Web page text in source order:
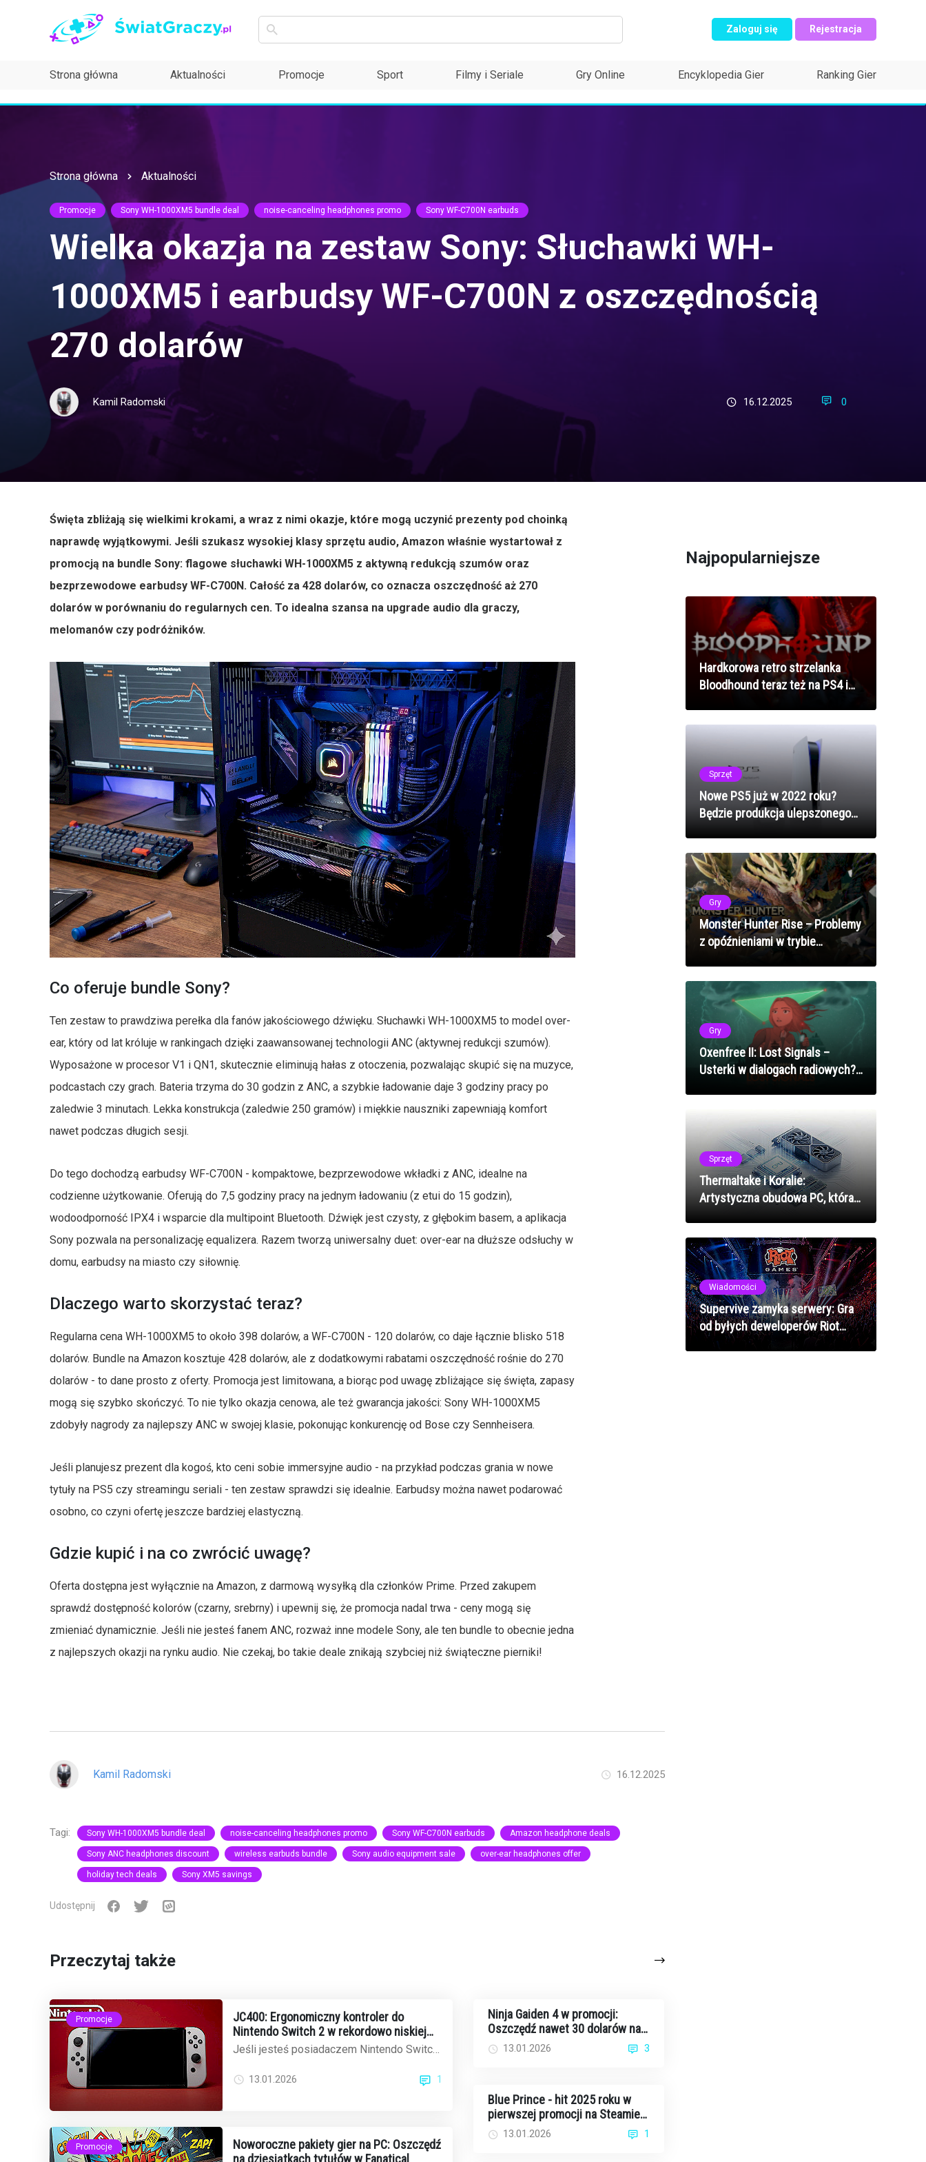
Zaloguj się Rejestracja
Strona główna Aktualności Promocje Sport Filmy i Seriale Gry Online Encyklopedia Gier Ranking Gier
Strona główna Aktualności
Promocje Sony WH-1000XM5 bundle deal noise-canceling headphones promo Sony WF-C700N earbuds
Wielka okazja na zestaw Sony: Słuchawki WH-
1000XM5 i earbudsy WF-C700N z oszczędnością
270 dolarów
Kamil Radomski 16.12.2025 0
Święta zbliżają się wielkimi krokami, a wraz z nimi okazje, które mogą uczynić prezenty pod choinką
naprawdę wyjątkowymi. Jeśli szukasz wysokiej klasy sprzętu audio, Amazon właśnie wystartował z
promocją na bundle Sony: flagowe słuchawki WH-1000XM5 z aktywną redukcją szumów oraz
bezprzewodowe earbudsy WF-C700N. Całość za 428 dolarów, co oznacza oszczędność aż 270
dolarów w porównaniu do regularnych cen. To idealna szansa na upgrade audio dla graczy,
melomanów czy podróżników.
Co oferuje bundle Sony?
Ten zestaw to prawdziwa perełka dla fanów jakościowego dźwięku. Słuchawki WH-1000XM5 to model over-
ear, który od lat króluje w rankingach dzięki zaawansowanej technologii ANC (aktywnej redukcji szumów).
Wyposażone w procesor V1 i QN1, skutecznie eliminują hałas z otoczenia, pozwalając skupić się na muzyce,
podcastach czy grach. Bateria trzyma do 30 godzin z ANC, a szybkie ładowanie daje 3 godziny pracy po
zaledwie 3 minutach. Lekka konstrukcja (zaledwie 250 gramów) i miękkie nauszniki zapewniają komfort
nawet podczas długich sesji.
Do tego dochodzą earbudsy WF-C700N - kompaktowe, bezprzewodowe wkładki z ANC, idealne na
codzienne użytkowanie. Oferują do 7,5 godziny pracy na jednym ładowaniu (z etui do 15 godzin),
wodoodporność IPX4 i wsparcie dla multipoint Bluetooth. Dźwięk jest czysty, z głębokim basem, a aplikacja
Sony pozwala na personalizację equalizera. Razem tworzą uniwersalny duet: over-ear na dłuższe odsłuchy w
domu, earbudsy na miasto czy siłownię.
Dlaczego warto skorzystać teraz?
Regularna cena WH-1000XM5 to około 398 dolarów, a WF-C700N - 120 dolarów, co daje łącznie blisko 518
dolarów. Bundle na Amazon kosztuje 428 dolarów, ale z dodatkowymi rabatami oszczędność rośnie do 270
dolarów - to dane prosto z oferty. Promocja jest limitowana, a biorąc pod uwagę zbliżające się święta, zapasy
mogą się szybko skończyć. To nie tylko okazja cenowa, ale też gwarancja jakości: Sony WH-1000XM5
zdobyły nagrody za najlepszy ANC w swojej klasie, pokonując konkurencję od Bose czy Sennheisera.
Jeśli planujesz prezent dla kogoś, kto ceni sobie immersyjne audio - na przykład podczas grania w nowe
tytuły na PS5 czy streamingu seriali - ten zestaw sprawdzi się idealnie. Earbudsy można nawet podarować
osobno, co czyni ofertę jeszcze bardziej elastyczną.
Gdzie kupić i na co zwrócić uwagę?
Oferta dostępna jest wyłącznie na Amazon, z darmową wysyłką dla członków Prime. Przed zakupem
sprawdź dostępność kolorów (czarny, srebrny) i upewnij się, że promocja nadal trwa - ceny mogą się
zmieniać dynamicznie. Jeśli nie jesteś fanem ANC, rozważ inne modele Sony, ale ten bundle to obecnie jedna
z najlepszych okazji na rynku audio. Nie czekaj, bo takie deale znikają szybciej niż świąteczne pierniki!
Kamil Radomski 16.12.2025
Tagi: Sony WH-1000XM5 bundle deal noise-canceling headphones promo Sony WF-C700N earbuds Amazon headphone deals
Sony ANC headphones discount wireless earbuds bundle Sony audio equipment sale over-ear headphones offer
holiday tech deals Sony XM5 savings
Udostępnij
Przeczytaj także
Promocje
JC400: Ergonomiczny kontroler do
Nintendo Switch 2 w rekordowo niskiej
cenie na Amazon
Jeśli jesteś posiadaczem Nintendo Switch
mamy dobrą wiadom...
13.01.2026 1
Promocje
Noworoczne pakiety gier na PC: Oszczędź
Ninja Gaiden 4 w promocji:
Oszczędź nawet 30 dolarów na
fizycznych edycjach
13.01.2026 3
Blue Prince - hit 2025 roku w
pierwszej promocji na Steamie
poniżej 20 dolarów
13.01.2026 1
Najpopularniejsze
Hardkorowa retro strzelanka
Bloodhound teraz też na PS4 i
Sprzęt
Nowe PS5 już w 2022 roku?
Będzie produkcja ulepszonego
Gry
Monster Hunter Rise – Problemy
z opóźnieniami w trybie
Gry
Oxenfree II: Lost Signals –
Usterki w dialogach radiowych?
Sprzęt
Thermaltake i Koralie:
Artystyczna obudowa PC, która
Wiadomości
Supervive zamyka serwery: Gra
od byłych deweloperów Riot
kończy przygodę po zaledwie 7